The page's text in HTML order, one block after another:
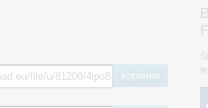
kopieren